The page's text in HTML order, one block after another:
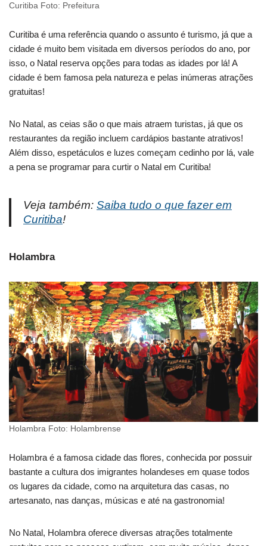
Curitiba Foto: Prefeitura
Curitiba é uma referência quando o assunto é turismo, já que a
cidade é muito bem visitada em diversos períodos do ano, por
isso, o Natal reserva opções para todas as idades por lá! A
cidade é bem famosa pela natureza e pelas inúmeras atrações
gratuitas!
No Natal, as ceias são o que mais atraem turistas, já que os
restaurantes da região incluem cardápios bastante atrativos!
Além disso, espetáculos e luzes começam cedinho por lá, vale
a pena se programar para curtir o Natal em Curitiba!
Veja também: Saiba tudo o que fazer em
Curitiba!
Holambra
Holambra Foto: Holambrense
Holambra é a famosa cidade das flores, conhecida por possuir
bastante a cultura dos imigrantes holandeses em quase todos
os lugares da cidade, como na arquitetura das casas, no
artesanato, nas danças, músicas e até na gastronomia!
No Natal, Holambra oferece diversas atrações totalmente